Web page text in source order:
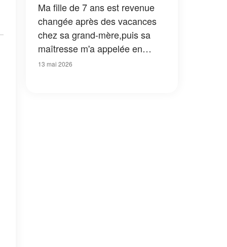
Ma fille de 7 ans est revenue
changée après des vacances
chez sa grand-mère,puis sa
maîtresse m'a appelée en
s'écriant : « Il faut que vous
13 mai 2026